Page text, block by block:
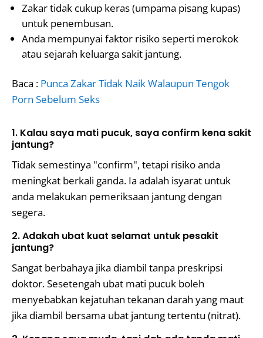
Zakar tidak cukup keras (umpama pisang kupas)
untuk penembusan.
Anda mempunyai faktor risiko seperti merokok
atau sejarah keluarga sakit jantung.
Baca : Punca Zakar Tidak Naik Walaupun Tengok
Porn Sebelum Seks
1. Kalau saya mati pucuk, saya confirm kena sakit
jantung?
Tidak semestinya "confirm", tetapi risiko anda
meningkat berkali ganda. Ia adalah isyarat untuk
anda melakukan pemeriksaan jantung dengan
segera.
2. Adakah ubat kuat selamat untuk pesakit
jantung?
Sangat berbahaya jika diambil tanpa preskripsi
doktor. Sesetengah ubat mati pucuk boleh
menyebabkan kejatuhan tekanan darah yang maut
jika diambil bersama ubat jantung tertentu (nitrat).